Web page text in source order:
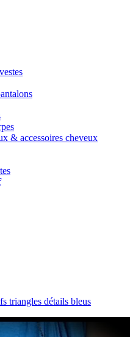
& accessoires cheveux
triangles détails bleus